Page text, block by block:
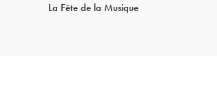
La Fête de la Musique